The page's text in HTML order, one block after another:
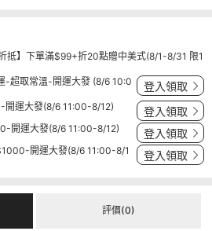
折抵】下單滿$99+折20點贈中美式(8/1-8/31 限1
-超取常溫-開運大發 (8/6 10:0
登入領取
運大發(8/6 11:00-8/12) 登入領取
開運大發(8/6 11:00-8/12) 登入領取
開運大發(8/6 11:00-8/1
登入領取
評價(0)